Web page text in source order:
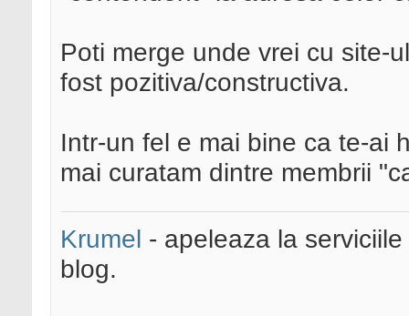
Poti merge unde vrei cu site-
fost pozitiva/constructiva.
Intr-un fel e mai bine ca te-ai
mai curatam dintre membrii
Krumel - apeleaza la
blog.